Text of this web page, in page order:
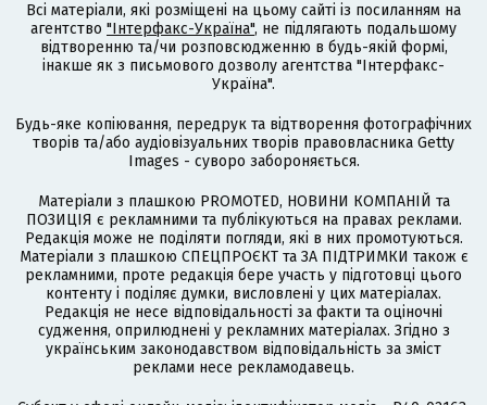
Всі матеріали, які розміщені на цьому сайті із посиланням на
агентство "Інтерфакс-Україна", не підлягають подальшому
відтворенню та/чи розповсюдженню в будь-якій формі,
інакше як з письмового дозволу агентства "Інтерфакс-
Україна".
Будь-яке копіювання, передрук та відтворення фотографічних
творів та/або аудіовізуальних творів правовласника Getty
Images - суворо забороняється.
Матеріали з плашкою PROMOTED, НОВИНИ КОМПАНІЙ та
ПОЗИЦІЯ є рекламними та публікуються на правах реклами.
Редакція може не поділяти погляди, які в них промотуються.
Матеріали з плашкою СПЕЦПРОЄКТ та ЗА ПІДТРИМКИ також є
рекламними, проте редакція бере участь у підготовці цього
контенту і поділяє думки, висловлені у цих матеріалах.
Редакція не несе відповідальності за факти та оціночні
судження, оприлюднені у рекламних матеріалах. Згідно з
українським законодавством відповідальність за зміст
реклами несе рекламодавець.